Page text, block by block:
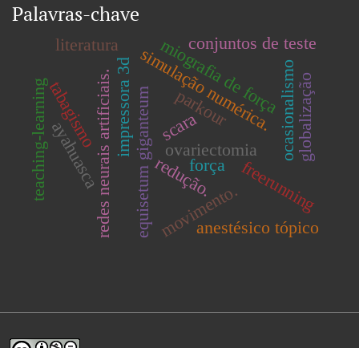
Palavras-chave
impressora 3d scara
simulação numérica.
equisetum giganteum ovariectomia
miografia de força
redes neurais artificiais.
ayahuasca
tabagismo
redução.
ocasionalismo
força
movimento.
anestésico tópico
teaching-learning parkour
freerunning
conjuntos de teste
literatura
globalização